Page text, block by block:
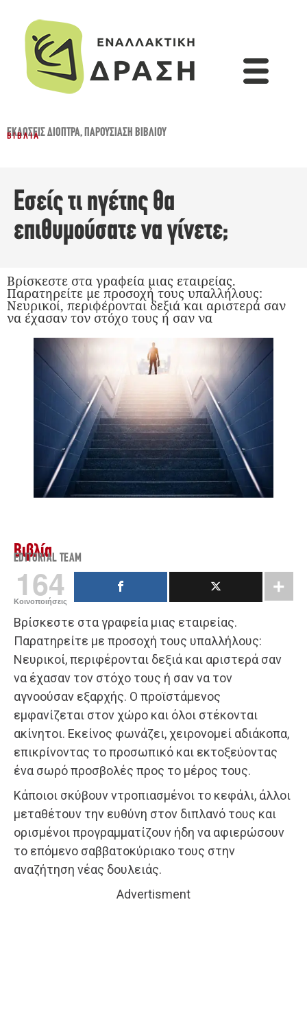
ΕΚΔΌΣΕΙΣ ΔΙΌΠΤΡΑ,ΠΑΡΟΥΣΊΑΣΗ ΒΙΒΛΊΟΥ
ΒΙΒΛΊΑ
Εσείς τι ηγέτης θα
επιθυμούσατε να γίνετε;
Βρίσκεστε στα γραφεία μιας εταιρείας.
Παρατηρείτε με προσοχή τους υπαλλήλους:
Νευρικοί, περιφέρονται δεξιά και αριστερά σαν
να έχασαν τον στόχο τους ή σαν να
Βιβλία
EDITORIAL TEAM
164
Κοινοποιήσεις
Βρίσκεστε στα γραφεία μιας εταιρείας.
Παρατηρείτε με προσοχή τους υπαλλήλους:
Νευρικοί, περιφέρονται δεξιά και αριστερά σαν
να έχασαν τον στόχο τους ή σαν να τον
αγνοούσαν εξαρχής. Ο προϊστάμενος
εμφανίζεται στον χώρο και όλοι στέκονται
ακίνητοι. Εκείνος φωνάζει, χειρονομεί αδιάκοπα,
επικρίνοντας το προσωπικό και εκτοξεύοντας
ένα σωρό προσβολές προς το μέρος τους.
Κάποιοι σκύβουν ντροπιασμένοι το κεφάλι, άλλοι
μεταθέτουν την ευθύνη στον διπλανό τους και
ορισμένοι προγραμματίζουν ήδη να αφιερώσουν
το επόμενο σαββατοκύριακο τους στην
αναζήτηση νέας δουλειάς.
Advertisment